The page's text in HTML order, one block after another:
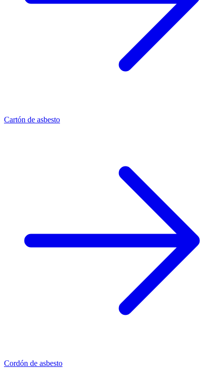
Cartón de asbesto
Cordón de asbesto